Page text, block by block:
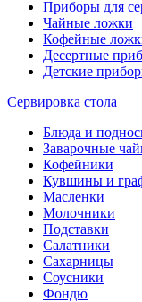
Приборы для
Чайные ложки
Кофейные
Десертные
Детские
Сервировка стола
Блюда и
Заварочные
Кофейники
Кувшины и
Масленки
Молочники
Подставки
Салатники
Сахарницы
Соусники
Фондю